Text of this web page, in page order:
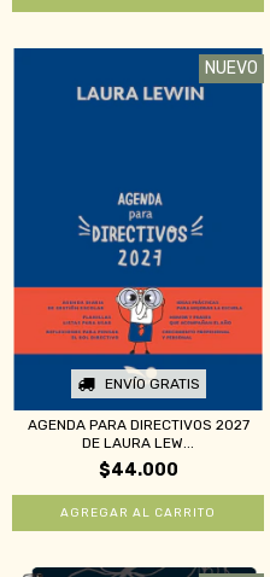
ENVÍO GRATIS
NUEVO
AGENDA PARA DIRECTIVOS 2027
DE LAURA LEW...
$44.000